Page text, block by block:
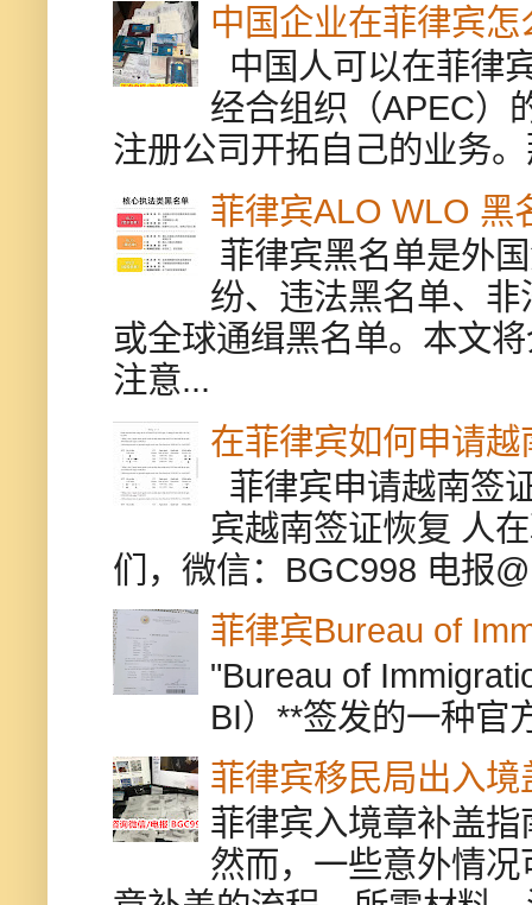
中国企业在菲律宾怎
中国人可以在菲律
经合组织（APEC）
注册公司开拓自己的业务
菲律宾ALO WLO 黑
菲律宾黑名单是外
纷、违法黑名单、
或全球通缉黑名单。本文
注意...
在菲律宾如何申请越
菲律宾申请越南签
宾越南签证恢复 人
们，微信：BGC998 电报
菲律宾Bureau of
"Bureau of
BI）**签发的一种官
菲律宾移民局出入
菲律宾入境章补盖
然而，一些意外情